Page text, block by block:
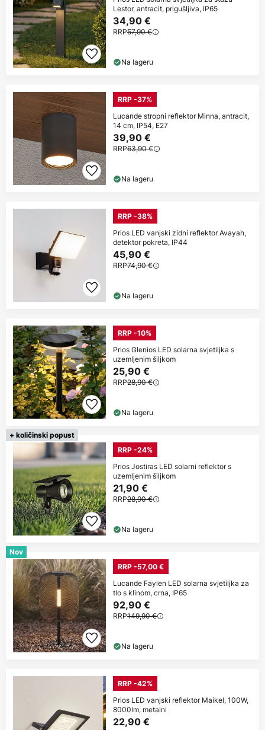
Lestor, antracit, prigušljiva, IP65
34,90 €
RRP57,90 €
Na lageru
RRP -37%
Lucande stropni reflektor Minna, antracit,
14 cm, IP54, E27
39,90 €
RRP63,90 €
Na lageru
RRP -38%
Prios LED vanjski zidni reflektor Avayah,
detektor pokreta, IP44
45,90 €
RRP74,90 €
Na lageru
RRP -10%
Prios Glenios LED solarna svjetiljka s
uzemljenim šiljkom
25,90 €
RRP28,90 €
Na lageru
+ količinski popust
RRP -24%
Prios Jostiras LED solarni reflektor s
uzemljenim šiljkom
21,90 €
RRP28,90 €
Na lageru
Nov
RRP -57,00 €
Lucande Faylen LED solarna svjetiljka za
tlo s klinom, crna, IP65
92,90 €
RRP149,90 €
Na lageru
RRP -42%
Prios LED vanjski reflektor Maikel, 100W,
8000lm, metalni
22,90 €